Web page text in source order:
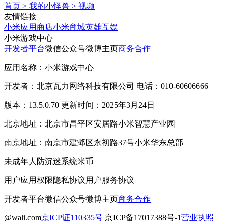
首页 > 我的小怪兽 > 视频
友情链接
小米应用商店小米商城英雄互娱
小米游戏中心
开发者平台微信公众号微博主页商务合作
应用名称：小米游戏中心
开发者：北京瓦力网络科技有限公司 电话：010-60606666
版本：13.5.0.70 更新时间：2025年3月24日
北京地址：北京市昌平区安居路小米智慧产业园
南京地址：南京市建邺区永初路37号小米华东总部
未成年人防沉迷系统米币
用户应用权限隐私协议用户服务协议
开发者平台微信公众号微博主页商务合作
@wali.com京ICP证110335号 京ICP备17017388号-1营业执照